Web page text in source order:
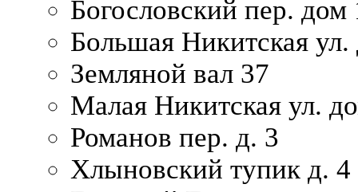
Богословский пер.
Большая Никитская
Земляной вал 37
Малая Никитская ул.
Романов пер. д. 3
Хлыновский тупик д. 4